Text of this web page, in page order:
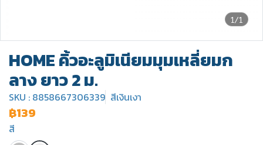
1/1
HOME คิ้วอะลูมิเนียมมุมเหลี่ยมก
ลาง ยาว 2 ม.
SKU : 8858667306339 สีเงินเงา
฿139
สี